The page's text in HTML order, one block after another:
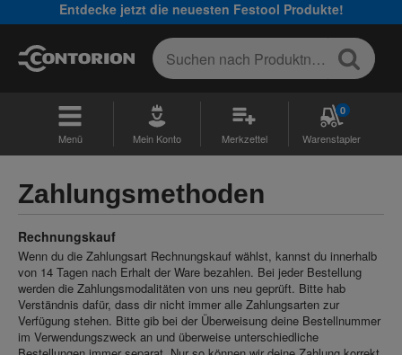
Entdecke jetzt die neuesten Festool Produkte!
Menü Mein Konto Merkzettel
0
Warenstapler
Zahlungsmethoden
Rechnungskauf
Wenn du die Zahlungsart Rechnungskauf wählst, kannst du innerhalb
von 14 Tagen nach Erhalt der Ware bezahlen. Bei jeder Bestellung
werden die Zahlungsmodalitäten von uns neu geprüft. Bitte hab
Verständnis dafür, dass dir nicht immer alle Zahlungsarten zur
Verfügung stehen. Bitte gib bei der Überweisung deine Bestellnummer
im Verwendungszweck an und überweise unterschiedliche